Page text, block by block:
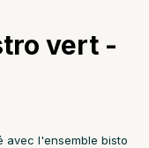
vert -
avec l'ensemble bisto